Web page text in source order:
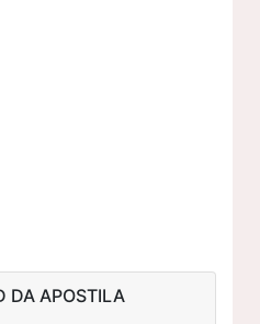
DA APOSTILA